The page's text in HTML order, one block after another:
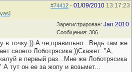
#74412 - 01/09/2010 13:17:23
]
Зарегистрирован: Jan 2010
Сообщения: 306
в точку:)) А че,правильно...Ведь там же
своего Лоботрясика:))Скажет: "А,
в первый раз...Мне же Лоботрясика
тут он ее за жопу и возьмет...